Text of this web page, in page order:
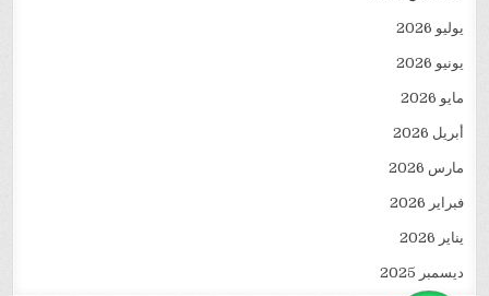
يوليو 2026
يونيو 2026
مايو 2026
أبريل 2026
مارس 2026
فبراير 2026
يناير 2026
ديسمبر 2025